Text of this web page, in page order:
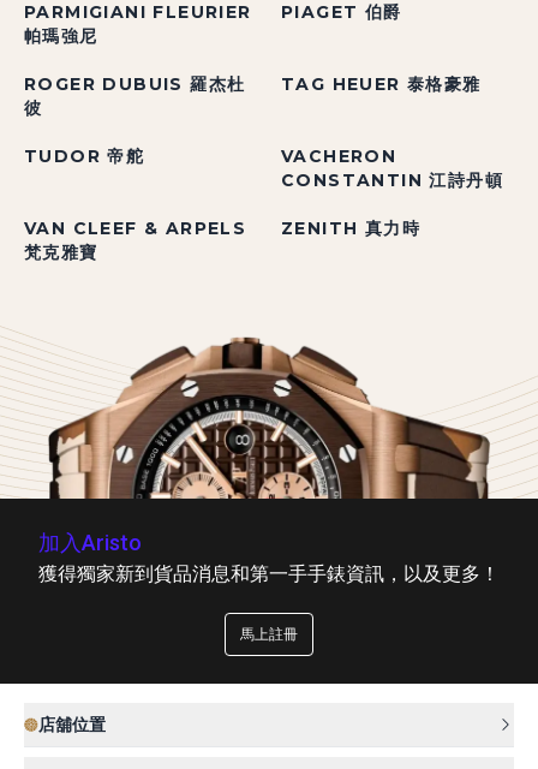
PARMIGIANI FLEURIER
帕瑪強尼
PIAGET 伯爵
ROGER DUBUIS 羅杰杜
彼
TAG HEUER 泰格豪雅
TUDOR 帝舵
VACHERON
CONSTANTIN 江詩丹頓
VAN CLEEF & ARPELS
梵克雅寶
ZENITH 真力時
加入Aristo
獲得獨家新到貨品消息和第一手手錶資訊，以及更多！
馬上註冊
店舖位置